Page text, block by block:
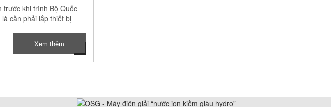
trước khi trình Bộ Quốc
cần phải lắp thiết bị
Xem thêm